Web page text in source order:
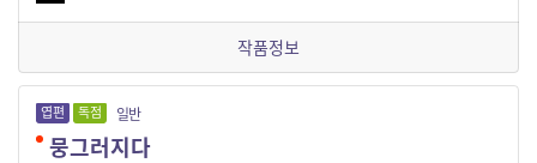
작품정보
엽편 독점 일반
뭉그러지다